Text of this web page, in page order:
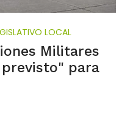
LOCAL
Militares
para